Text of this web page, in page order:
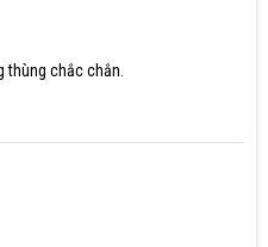
thùng chắc chắn.